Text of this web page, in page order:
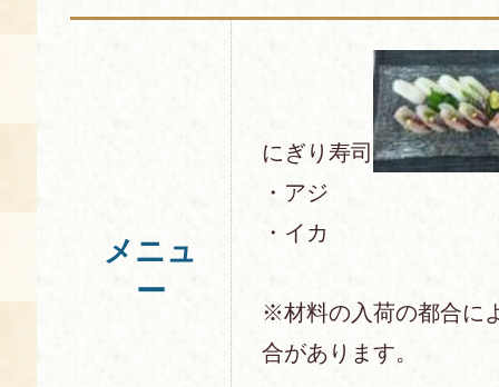
キャンセル・ご変更
食の海援隊・陸援隊 会員限定
展示室のご紹介
お土産コーナー
レンタル
備品リスト
空き状況・ご予約
使用料・お支払い方法
団体向け見学・体験
食の語り部の部屋
メニュ
ー
にぎり寿司
・アジ
・イカ
※材料の入荷の都合に
合があります。